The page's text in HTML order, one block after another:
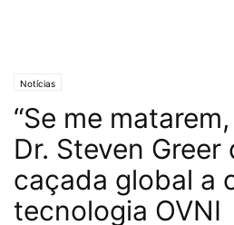
Notícias
“Se me
Dr. Steven Greer
caçada global a
tecnologia OVNI